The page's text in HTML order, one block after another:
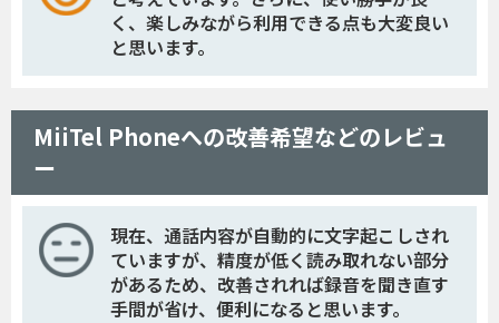
く、楽しみながら利用できる点も大変良い
と思います。
MiiTel Phoneへの改善希望などのレビュ
ー
現在、通話内容が自動的に文字起こしされ
ていますが、精度が低く読み取れない部分
があるため、改善されれば録音を聞き直す
手間が省け、便利になると思います。